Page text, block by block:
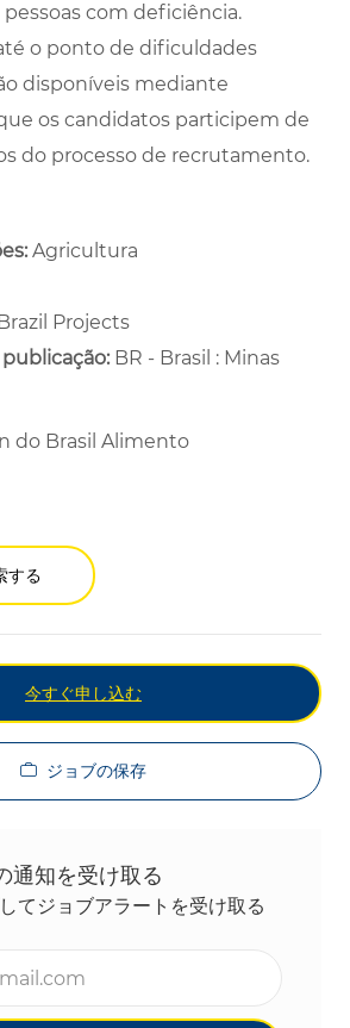
com deficiência.
o ponto de dificuldades
disponíveis mediante
os candidatos participem de
do processo de recrutamento.
Agricultura
Projects
BR - Brasil : Minas
do Brasil Alimento
する
今すぐ申し込む
ジョブの保存
通知を受け取る
てジョブアラートを受け取る